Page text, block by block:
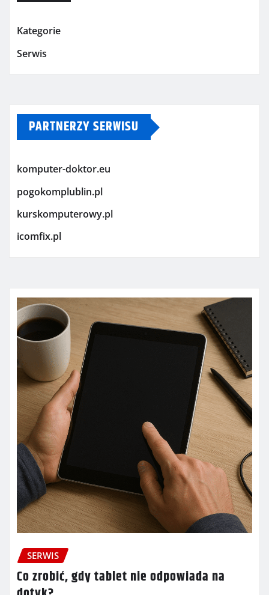
Kategorie
Serwis
PARTNERZY SERWISU
komputer-doktor.eu
pogokomplublin.pl
kurskomputerowy.pl
icomfix.pl
SERWIS
Co zrobić, gdy tablet nie odpowiada na